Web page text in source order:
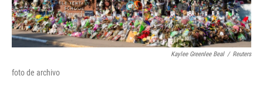
Kaylee Greenlee Beal / Reuters
foto de archivo